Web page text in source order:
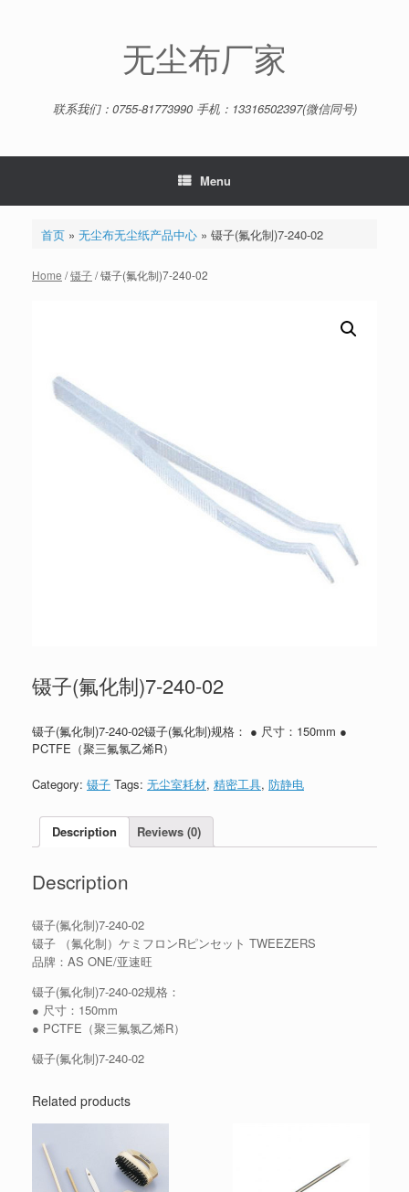
无尘布厂家
联系我们：0755-81773990 手机：13316502397(微信同号)
Menu
首页» 无尘布无尘纸产品中心» 镊子(氟化制)7-240-02
Home /镊子/ 镊子(氟化制)7-240-02
镊子(氟化制)7-240-02
镊子(氟化制)7-240-02镊子(氟化制)规格： ● 尺寸：150mm ●
PCTFE（聚三氟氯乙烯R）
Category: 镊子 Tags: 无尘室耗材, 精密工具, 防静电
Description Reviews (0)
Description
镊子(氟化制)7-240-02
镊子 （氟化制）ケミフロンRピンセット TWEEZERS
品牌：AS ONE/亚速旺
镊子(氟化制)7-240-02规格：
● 尺寸：150mm
● PCTFE（聚三氟氯乙烯R）
镊子(氟化制)7-240-02
Related products